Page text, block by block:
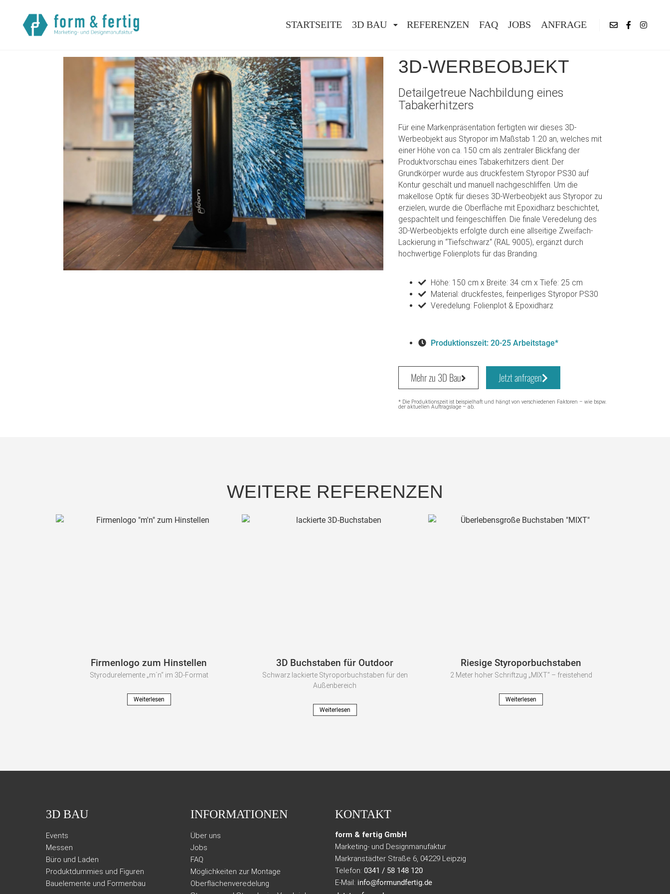
STARTSEITE 3D BAU REFERENZEN FAQ JOBS ANFRAGE
Startseite>Referenzen> 3D-Werbeobjekt
3D-WERBEOBJEKT
Detailgetreue Nachbildung eines
Tabakerhitzers
Für eine Markenpräsentation fertigten wir dieses 3D-
Werbeobjekt aus Styropor im Maßstab 1:20 an, welches mit
einer Höhe von ca. 150 cm als zentraler Blickfang der
Produktvorschau eines Tabakerhitzers dient. Der
Grundkörper wurde aus druckfestem Styropor PS30 auf
Kontur geschält und manuell nachgeschliffen. Um die
makellose Optik für dieses 3D-Werbeobjekt aus Styropor zu
erzielen, wurde die Oberfläche mit Epoxidharz beschichtet,
gespachtelt und feingeschliffen. Die finale Veredelung des
3D-Werbeobjekts erfolgte durch eine allseitige Zweifach-
Lackierung in “Tiefschwarz“ (RAL 9005), ergänzt durch
hochwertige Folienplots für das Branding.
Höhe: 150 cm x Breite: 34 cm x Tiefe: 25 cm
Material: druckfestes, feinperliges Styropor PS30
Veredelung: Folienplot & Epoxidharz
Produktionszeit: 20-25 Arbeitstage*
Mehr zu 3D Bau Jetzt anfragen
* Die Produktionszeit ist beispielhaft und hängt von verschiedenen Faktoren – wie bspw.
der aktuellen Auftragslage – ab.
WEITERE REFERENZEN
Firmenlogo zum Hinstellen
Styrodurelemente „m´n“ im 3D-Format
Weiterlesen
3D Buchstaben für Outdoor
Schwarz lackierte Styroporbuchstaben für den
Außenbereich
Weiterlesen
Riesige Styroporbuchstaben
2 Meter hoher Schriftzug „MIXT“ – freistehend
Weiterlesen
3D BAU
Events
Messen
Büro und Laden
Produktdummies und Figuren
Bauelemente und Formenbau
INFORMATIONEN
Über uns
Jobs
FAQ
Möglichkeiten zur Montage
Oberflächenveredelung
KONTAKT
form & fertig GmbH
Marketing- und Designmanufaktur
Markranstädter Straße 6, 04229 Leipzig
Telefon: 0341 / 58 148 120
E-Mail: info@formundfertig.de